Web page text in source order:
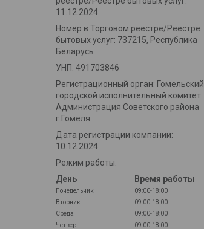
11.12.2024
Номер в Торговом реестре/Реестре
бытовых услуг: 737215, Республика
Беларусь
УНП: 491703846
Регистрационный орган: Гомельский
городской исполнительный комитет
Администрация Советского района
г.Гомеля
Дата регистрации компании:
10.12.2024
Режим работы:
День
Время работы
Понедельник
09:00-18:00
Вторник
09:00-18:00
Среда
09:00-18:00
Четверг
09:00-18:00